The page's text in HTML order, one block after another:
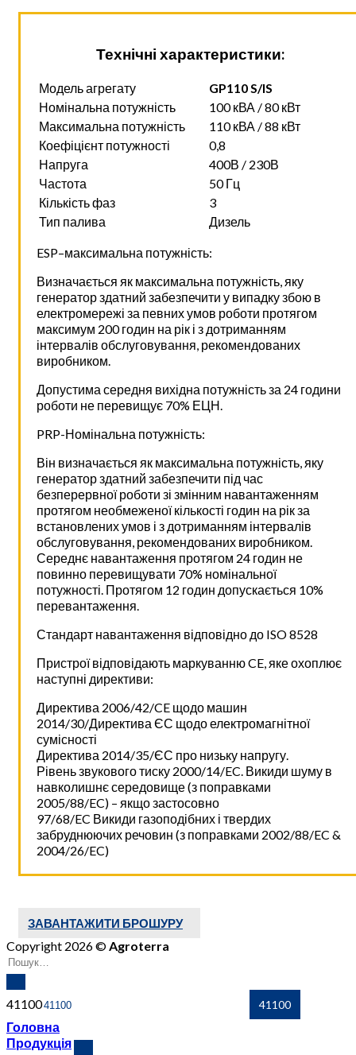
Технічні характеристики:
Модель агрегату
GP110 S/IS
Номінальна потужність
100 кВА / 80 кВт
Максимальна потужність
110 кВА / 88 кВт
Коефіцієнт потужності
0,8
Напруга
400В / 230В
Частота
50 Гц
Кількість фаз
3
Тип палива
Дизель
ESP–максимальна потужність:
Визначається як максимальна потужність, яку
генератор здатний забезпечити у випадку збою в
електромережі за певних умов роботи протягом
максимум 200 годин на рік і з дотриманням
інтервалів обслуговування, рекомендованих
виробником.
Допустима середня вихідна потужність за 24 години
роботи не перевищує 70% ЕЦН.
PRP-Номінальна потужність:
Він визначається як максимальна потужність, яку
генератор здатний забезпечити під час
безперервної роботи зі змінним навантаженням
протягом необмеженої кількості годин на рік за
встановлених умов і з дотриманням інтервалів
обслуговування, рекомендованих виробником.
Середнє навантаження протягом 24 годин не
повинно перевищувати 70% номінальної
потужності. Протягом 12 годин допускається 10%
перевантаження.
Стандарт навантаження відповідно до ISO 8528
Пристрої відповідають маркуванню CE, яке охоплює
наступні директиви:
Директива 2006/42/CE щодо машин
2014/30/Директива ЄС щодо електромагнітної
сумісності
Директива 2014/35/ЄС про низьку напругу.
Рівень звукового тиску 2000/14/EC. Викиди шуму в
навколишнє середовище (з поправками
2005/88/EC) – якщо застосовно
97/68/EC Викиди газоподібних і твердих
забруднюючих речовин (з поправками 2002/88/EC &
2004/26/EC)
ЗАВАНТАЖИТИ БРОШУРУ
Copyright 2026 ©Agroterra
41100
Головна
Продукція